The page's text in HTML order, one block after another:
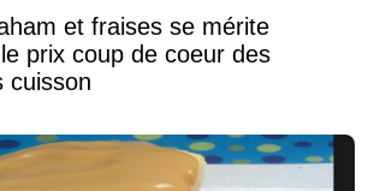
prix coup de coeur des
cuisson